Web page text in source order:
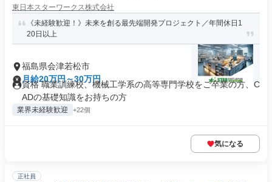
東日本スターワークス株式会社
《未経験歓迎！》未来を創る最先端開発プロジェクト／年間休日1
20日以上
福島県会津若松市
月給20万円～30万円
資格 職業訓練校、機械工学系の高等専門学校をご卒業の方、C
ADの基礎知識をお持ちの方
業界未経験歓迎 +22個
気になる
正社員